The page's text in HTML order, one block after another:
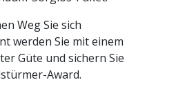
Weg Sie sich
werden Sie mit einem
Güte und sichern Sie
Award.